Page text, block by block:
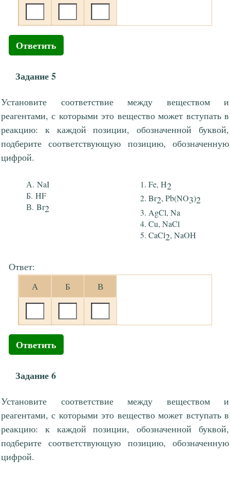
Ответить
Задание 5
Установите соответствие между веществом и
реагентами, с которыми это вещество может вступать в
реакцию: к каждой позиции, обозначенной буквой,
подберите соответствующую позицию, обозначенную
цифрой.
NaI
HF
Br2
Fe, H2
Br2, Pb(NO3)2
AgCl, Na
Cu, NaCl
CaCl2, NaOH
Ответ:
А Б В
Ответить
Задание 6
Установите соответствие между веществом и
реагентами, с которыми это вещество может вступать в
реакцию: к каждой позиции, обозначенной буквой,
подберите соответствующую позицию, обозначенную
цифрой.